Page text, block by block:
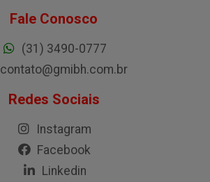
Fale Conosco
(31) 3490-0777
contato@gmibh.com.br
Redes Sociais
Instagram
Facebook
Linkedin